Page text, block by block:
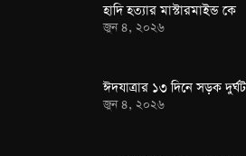
হাদি হত্যার মাস্টারমাইন্ড কে
জুন ৪, ২০২৬
ঈদযাত্রার ১৩ দিনে সড়ক
জুন ৪, ২০২৬